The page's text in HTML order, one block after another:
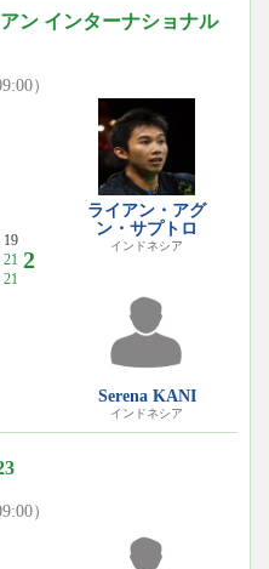
ン インターナショナル
）
19
21
21
2
ライアン・アグ
ン・サプトロ
インドネシア
Serena KANI
インドネシア
）